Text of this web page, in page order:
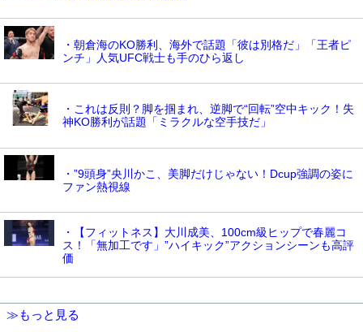
・朝倉海のKO勝利、海外で話題「彼は別格だ」「王者ピ
ンチ」人気UFC戦士も手のひら返し
・これは反則？脚を掴まれ、逆脚で“回転”空中キック！失
神KO勝利が話題「ミラクルな空手技だ」
・”9頭身”央川かこ、美脚だけじゃない！Dcup強調の姿に
ファン熱視線
・【フィットネス】大川成美、100cm級ヒップで春麗コ
ス！「無加工です」”ハイキック”アクションシーンも高評
価
≫もっと見る